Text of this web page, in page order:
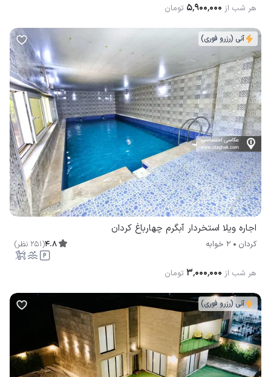
هر شب از ۵٬۹۰۰٬۰۰۰ تومان
آنی (رزرو فوری)
اجاره ویلا استخردار آبگرم چهارباغ کردان
کردان 2 خوابه 4.8
(
251 نظر)
هر شب از ۳٬۰۰۰٬۰۰۰ تومان
آنی (رزرو فوری)